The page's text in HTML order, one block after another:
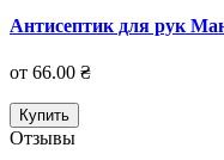
Антисептик для рук
от 66.00 ₴
Купить
Отзывы